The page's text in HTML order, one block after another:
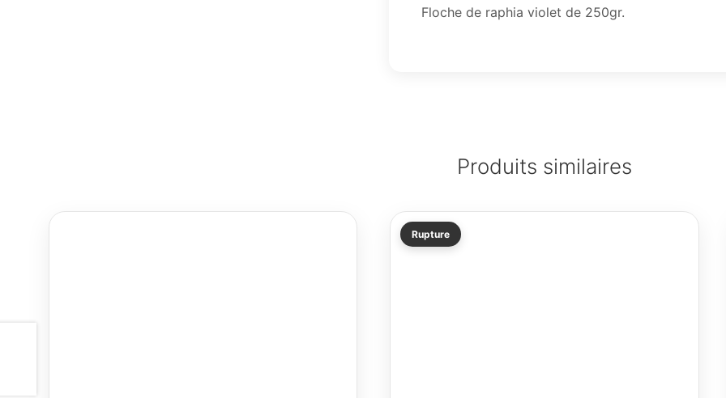
Floche de raphia violet de 250gr.
Produits similaires
Rupture